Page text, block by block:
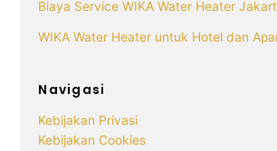
Biaya Service WIKA Water Heater
WIKA Water Heater untuk Hotel dan
Navigasi
Kebijakan Privasi
Kebijakan Cookies